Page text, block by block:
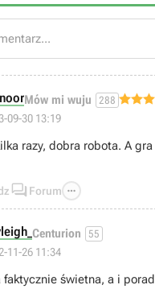
Mów mi wuju 288
09-30 13:19
razy, dobra robota. A
 Forum 
Centurion 55
11-26 11:34
faktycznie świetna, a i